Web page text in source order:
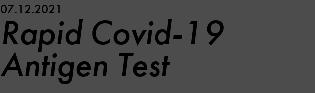
07.12.2021
Rapid Covid-19
Antigen Test